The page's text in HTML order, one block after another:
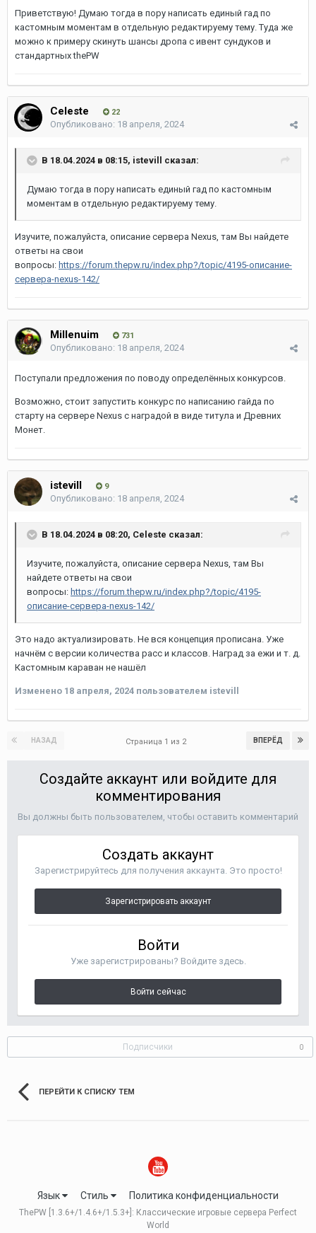
Приветствую! Думаю тогда в пору написать единый гад по
кастомным моментам в отдельную редактируему тему. Туда же
можно к примеру скинуть шансы дропа с ивент сундуков и
стандартных thePW
Celeste 22
Опубликовано: 18 апреля, 2024
В 18.04.2024 в 08:15, istevill сказал:
Думаю тогда в пору написать единый гад по кастомным
моментам в отдельную редактируему тему.
Изучите, пожалуйста, описание сервера Nexus, там Вы найдете
ответы на свои
вопросы: https://forum.thepw.ru/index.php?/topic/4195-описание-
сервера-nexus-142/
Millenuim 731
Опубликовано: 18 апреля, 2024
Поступали предложения по поводу определённых конкурсов.
Возможно, стоит запустить конкурс по написанию гайда по
старту на сервере Nexus с наградой в виде титула и Древних
Монет.
istevill 9
Опубликовано: 18 апреля, 2024
В 18.04.2024 в 08:20, Celeste сказал:
Изучите, пожалуйста, описание сервера Nexus, там Вы
найдете ответы на свои
вопросы: https://forum.thepw.ru/index.php?/topic/4195-
описание-сервера-nexus-142/
Это надо актуализировать. Не вся концепция прописана. Уже
начнём с версии количества расс и классов. Наград за ежи и т. д.
Кастомным караван не нашёл
Изменено 18 апреля, 2024 пользователем istevill
НАЗАД ВПЕРЁД
Страница 1 из 2
Создайте аккаунт или войдите для
комментирования
Вы должны быть пользователем, чтобы оставить комментарий
Создать аккаунт
Зарегистрируйтесь для получения аккаунта. Это просто!
Зарегистрировать аккаунт
Войти
Уже зарегистрированы? Войдите здесь.
Войти сейчас
Подписчики 0
ПЕРЕЙТИ К СПИСКУ ТЕМ
Язык Стиль Политика конфиденциальности
ThePW [1.3.6+/1.4.6+/1.5.3+]: Классические игровые сервера Perfect
World